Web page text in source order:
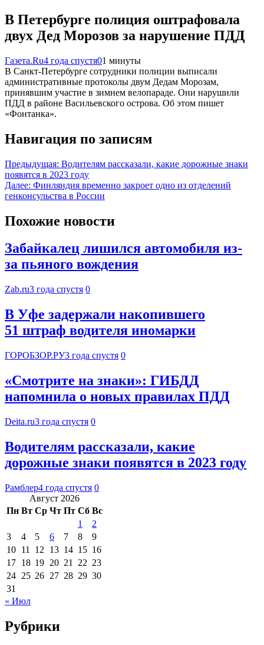
В Петербурге полиция оштрафовала
двух Дед Морозов за нарушение ПДД
Газета.Ru4 года спустя01 минуты
В Санкт-Петербурге сотрудники полиции выписали
административные протоколы двум Дедам Морозам,
принявшим участие в зимнем велопараде. Они нарушили
ПДД в районе Васильевского острова. Об этом пишет
«Фонтанка».
Навигация по записям
Предыдущая: Водителям рассказали, какие дорожные знаки
появятся в 2023 году
Далее: Финляндия временно закроет одно из отделений
генконсульства в России
Похожие новости
Забайкалец лишился автомобиля из-
за пьяного вождения
Zab.ru3 года спустя 0
В Уфе задержали накопившего
51 штраф водителя иномарки
ГОРОБЗОР.РУ3 года спустя 0
«Смотрите на знаки»: ГИБДД
напомнила о новых правилах ПДД
Deita.ru3 года спустя 0
Водителям рассказали, какие
дорожные знаки появятся в 2023 году
Рамблер4 года спустя 0
Август 2026
Пн Вт Ср Чт Пт Сб Вс
1
2
3
4 5 6 7 8
9
10 11 12 13 14 15 16
17 18 19 20 21 22 23
24 25 26 27 28 29 30
31
« Июл
Рубрики